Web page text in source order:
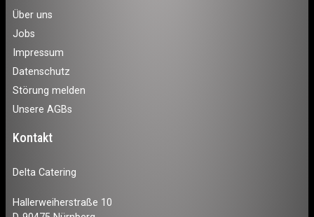
Über uns
Jobs
Impressum
Datenschutz
Störung melden
Unsere AGBs
Kontakt
Delta Catering
Hallerweiherstraße 10